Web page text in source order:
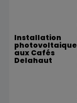
Installation
photovoltaique
aux Cafés
Delahaut